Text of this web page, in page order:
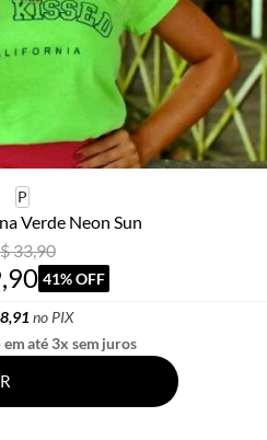
P
Verde Neon Sun
33,90
41% OFF
no PIX
em até 3x sem juros